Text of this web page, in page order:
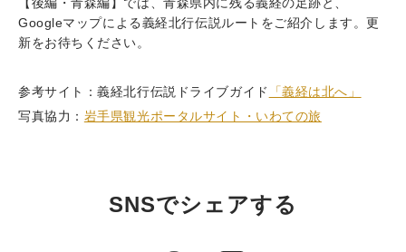
Googleマップによる義経北行伝説ルートをご紹介します。更
新をお待ちください。
参考サイト：義経北行伝説ドライブガイド
「義経は北へ」
写真協力： 岩手県観光ポータルサイト・いわての旅
SNSでシェアする